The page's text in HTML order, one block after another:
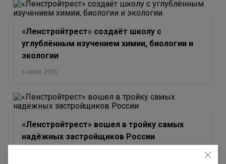
«Ленстройтрест» создаёт школу с
углублённым изучением химии, биологии и
экологии
6 июля 2026
«Ленстройтрест» вошел в тройку самых
надёжных застройщиков России